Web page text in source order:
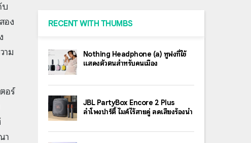
บ
อง
าม
อร์
า
RECENT WITH THUMBS
Nothing Headphone (a) หูฟังที่ใช้
แสดงตัวตนสำหรับคนเมือง
JBL PartyBox Encore 2 Plus
ลำโพงปาร์ตี้ ไมค์ไร้สายคู่ ลดเสียงร้องนำ